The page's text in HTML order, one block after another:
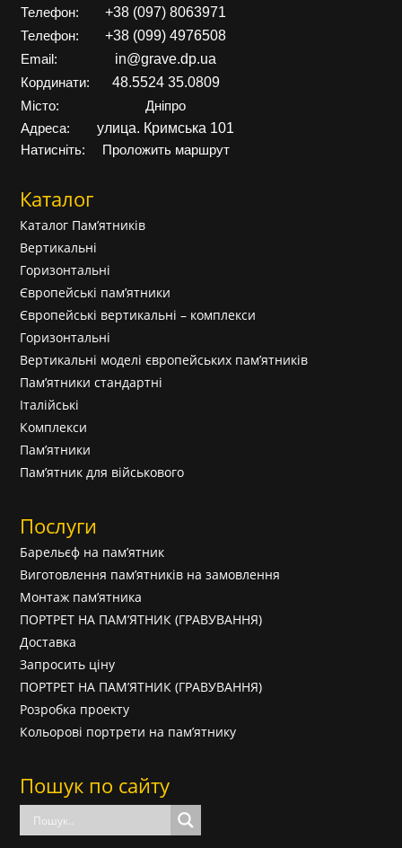
Телефон: +38 (097) 8063971
Телефон: +38 (099) 4976508
Email: in@grave.dp.ua
Кординати: 48.5524 35.0809
Місто:
Дніпро
Адреса:
улица. Кримська 101
Натисніть: Проложить маршрут
Каталог
Каталог Пам’ятників
Вертикальні
Горизонтальні
Європейські пам’ятники
Європейські вертикальні – комплекси
Горизонтальні
Вертикальні моделі європейських пам’ятників
Пам’ятники стандартні
Італійські
Комплекси
Пам’ятники
Пам’ятник для військового
Послуги
Барельєф на пам’ятник
Виготовлення пам’ятників на замовлення
Монтаж пам’ятника
ПОРТРЕТ НА ПАМ’ЯТНИК (ГРАВУВАННЯ)
Доставка
Запросить ціну
ПОРТРЕТ НА ПАМ’ЯТНИК (ГРАВУВАННЯ)
Розробка проекту
Кольорові портрети на пам’ятнику
Пошук по сайту